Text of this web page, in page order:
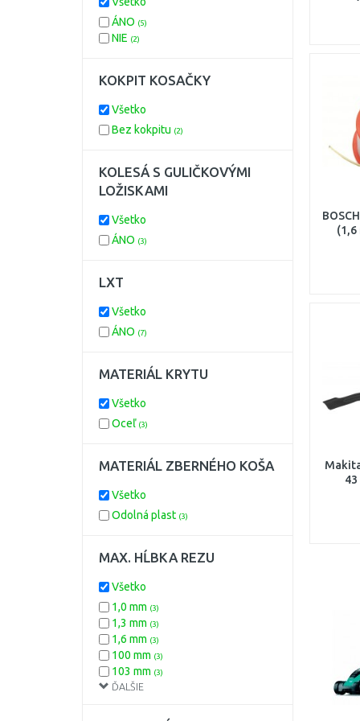
(1,6
ÁNO (5)
NIE (2)
KOKPIT KOSAČKY
Všetko
Bez kokpitu (2)
KOLESÁ S GULIČKOVÝMI
LOŽISKAMI
Všetko
ÁNO (3)
LXT
Všetko
ÁNO (7)
MATERIÁL KRYTU
Všetko
Oceľ (3)
MATERIÁL ZBERNÉHO KOŠA
Všetko
Odolná plast (3)
MAX. HĹBKA REZU
ĎALŠIE
Všetko
1,0 mm (3)
1,3 mm (3)
1,6 mm (3)
100 mm (3)
103 mm (3)
11 mm